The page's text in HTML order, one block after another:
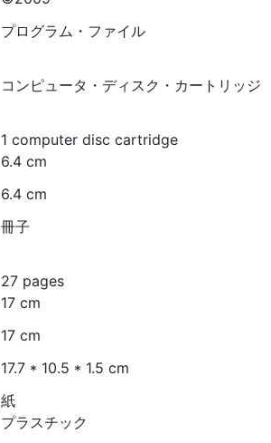
プログラム・ファイル
コンピュータ・ディスク・カートリッジ
1 computer disc cartridge
6.4 cm
6.4 cm
冊子
27 pages
17 cm
17 cm
17.7 * 10.5 * 1.5 cm
紙
プラスチック